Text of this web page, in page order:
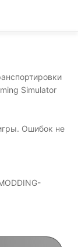
Simulator
Ошибок не